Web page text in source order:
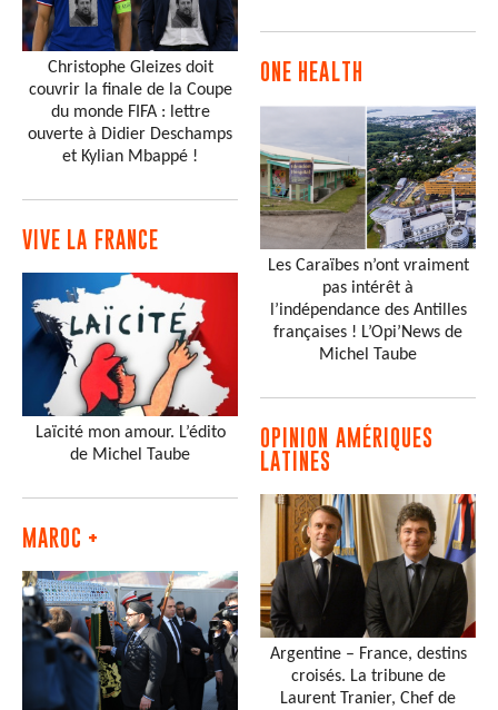
Christophe Gleizes doit
couvrir la finale de la Coupe
du monde FIFA : lettre
ouverte à Didier Deschamps
et Kylian Mbappé !
VIVE LA FRANCE
Laïcité mon amour. L’édito
de Michel Taube
MAROC +
ONE HEALTH
Les Caraïbes n’ont vraiment
pas intérêt à
l’indépendance des Antilles
françaises ! L’Opi’News de
Michel Taube
OPINION AMÉRIQUES
LATINES
Argentine – France, destins
croisés. La tribune de
Laurent Tranier, Chef de